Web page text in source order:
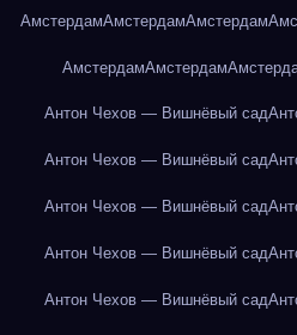
АмстердамАмстердамАмстердам
АмстердамАмстердам
Антон Чехов — Вишнёвый сад
Антон Чехов — Вишнёвый сад
Антон Чехов — Вишнёвый сад
Антон Чехов — Вишнёвый сад
Антон Чехов — Вишнёвый сад